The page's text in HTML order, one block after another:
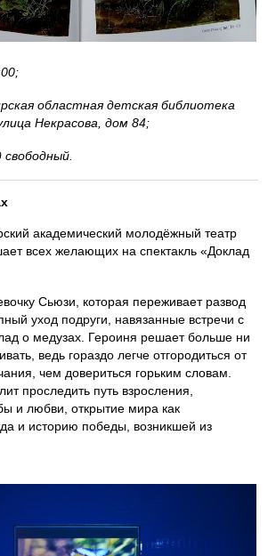
областная детская библиотека
Некрасова, дом 84;
академический молодёжный театр
всех желающих на спектакль «Доклад
Сьюзи, которая переживает развод
уход подруги, навязанные встречи с
о медузах. Героиня решает больше ни
ведь гораздо легче отгородиться от
чем довериться горьким словам.
проследить путь взросления,
и любви, открытие мира как
и историю победы, возникшей из